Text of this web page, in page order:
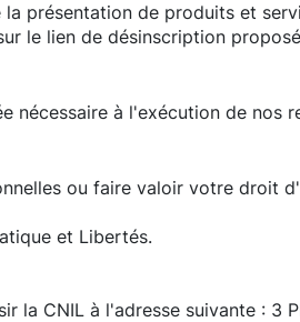
présentation de produits et
le lien de désinscription
nécessaire à l'exécution de nos
ou faire valoir votre droit
et Libertés.
la CNIL à l'adresse suivante : 3